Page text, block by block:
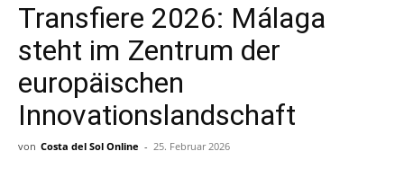
Transfiere 2026: Málaga
steht im Zentrum der
europäischen
Innovationslandschaft
von Costa del Sol Online - 25. Februar 2026